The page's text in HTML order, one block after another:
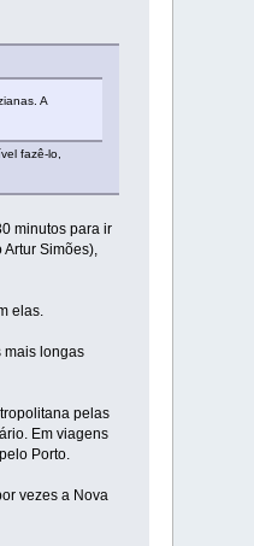
A
fazê-lo,
minutos para ir
Simões),
elas.
mais longas
pelas
Em viagens
Porto.
vezes a Nova